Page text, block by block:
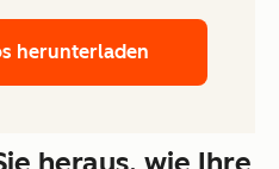
herunterladen